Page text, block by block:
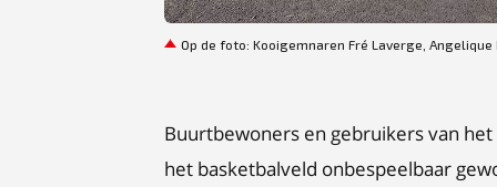
Op de foto: Kooigemnaren Fré Laverge,
Buurtbewoners en gebruikers van
het basketbalveld onbespeelbaar